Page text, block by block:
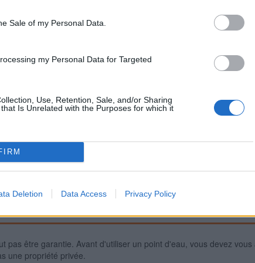
Sale of my Personal Data.
my Personal Data for Targeted
Use, Retention, Sale, and/or Sharing
Is Unrelated with the Purposes for which it
Deletion Data Access Privacy Policy
pas être garantie. Avant d'utiliser un point d'eau, vous devez
une propriété privée.